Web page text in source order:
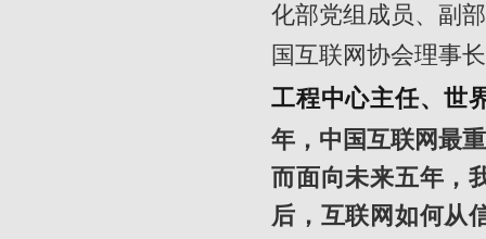
化部党组成员、副
国互联网协会理事
工程中心主任、世
年，中国互联网最
而面向未来五年，
后，互联网如何从